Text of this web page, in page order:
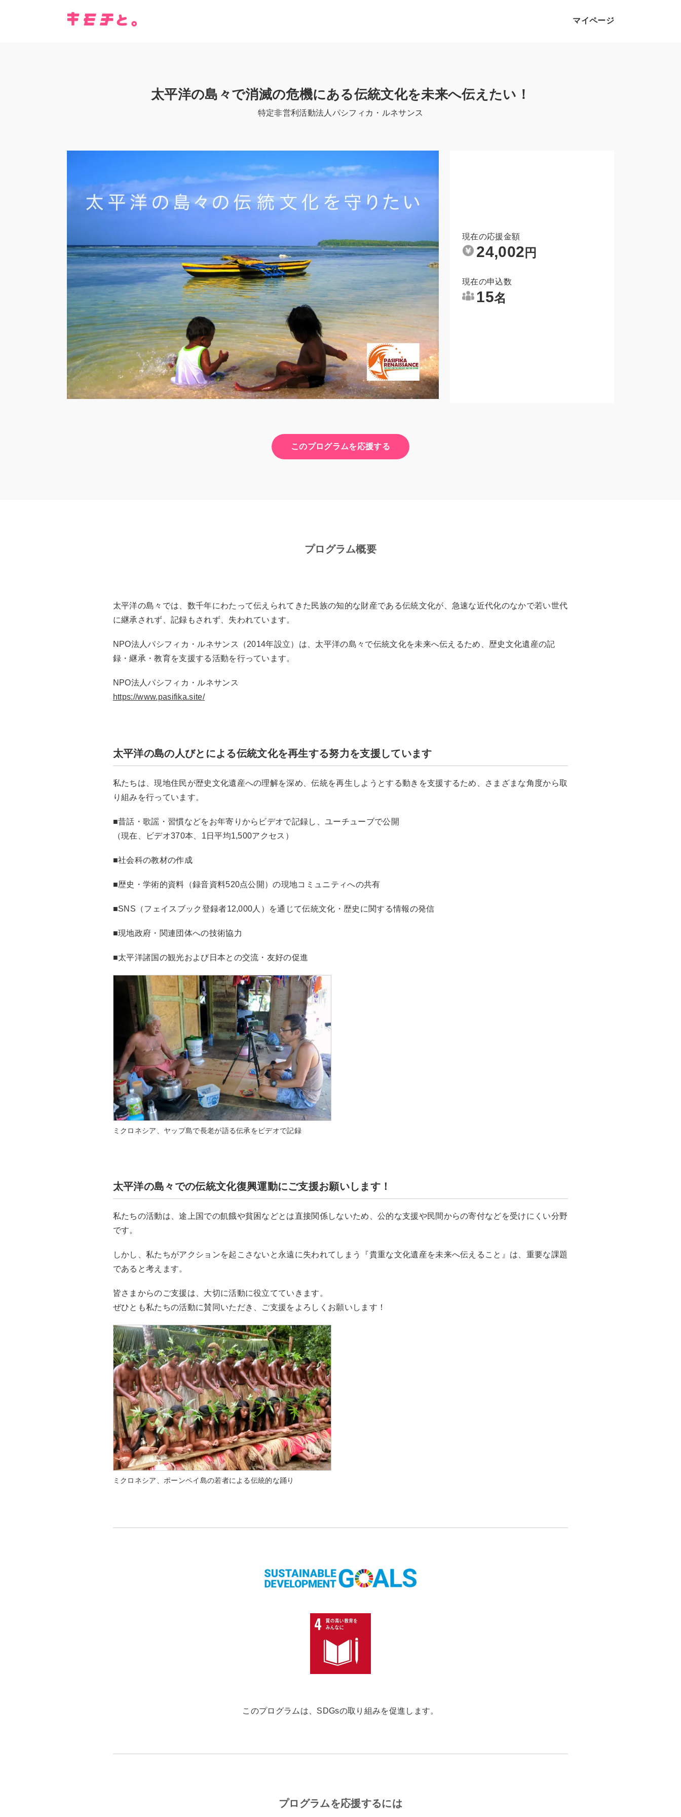
マイページ
太平洋の島々で消滅の危機にある伝統文化を未来へ伝えたい！
特定非営利活動法人パシフィカ・ルネサンス
現在の応援金額
24,002 円
現在の申込数
15名
このプログラムを応援する
プログラム概要
太平洋の島々では、数千年にわたって伝えられてきた民族の知的な財産である伝統文化が、急速な近代化のなかで若い世代
に継承されず、記録もされず、失われています。
NPO法人パシフィカ・ルネサンス（2014年設立）は、太平洋の島々で伝統文化を未来へ伝えるため、歴史文化遺産の記
録・継承・教育を支援する活動を行っています。
NPO法人パシフィカ・ルネサンス
https://www.pasifika.site/
太平洋の島の人びとによる伝統文化を再生する努力を支援しています
私たちは、現地住民が歴史文化遺産への理解を深め、伝統を再生しようとする動きを支援するため、さまざまな角度から取
り組みを行っています。
■昔話・歌謡・習慣などをお年寄りからビデオで記録し、ユーチューブで公開
（現在、ビデオ370本、1日平均1,500アクセス）
■社会科の教材の作成
■歴史・学術的資料（録音資料520点公開）の現地コミュニティへの共有
■SNS（フェイスブック登録者12,000人）を通じて伝統文化・歴史に関する情報の発信
■現地政府・関連団体への技術協力
■太平洋諸国の観光および日本との交流・友好の促進
ミクロネシア、ヤップ島で長老が語る伝承をビデオで記録
太平洋の島々での伝統文化復興運動にご支援お願いします！
私たちの活動は、途上国での飢餓や貧困などとは直接関係しないため、公的な支援や民間からの寄付などを受けにくい分野
です。
しかし、私たちがアクションを起こさないと永遠に失われてしまう『貴重な文化遺産を未来へ伝えること』は、重要な課題
であると考えます。
皆さまからのご支援は、大切に活動に役立てていきます。
ぜひとも私たちの活動に賛同いただき、ご支援をよろしくお願いします！
ミクロネシア、ポーンペイ島の若者による伝統的な踊り
このプログラムは、SDGsの取り組みを促進します。
プログラムを応援するには